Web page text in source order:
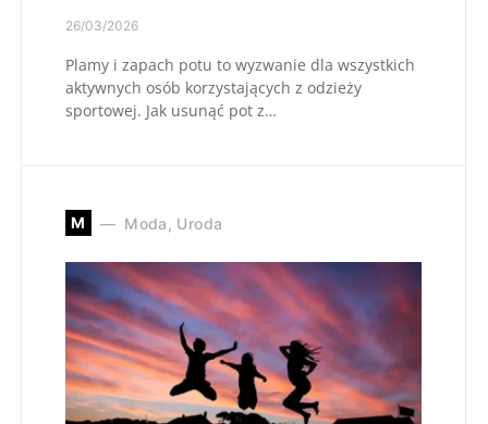
26/03/2026
Plamy i zapach potu to wyzwanie dla wszystkich
aktywnych osób korzystających z odzieży
sportowej. Jak usunąć pot z…
M Moda, Uroda